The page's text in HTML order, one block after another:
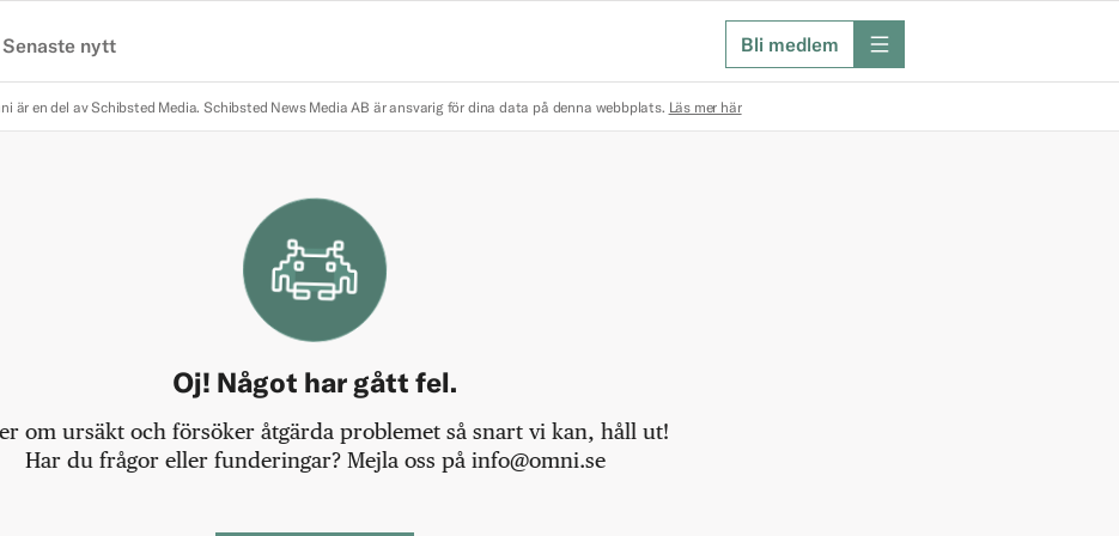
Senaste nytt Bli medlem meny
är en del av Schibsted Media. Schibsted News Media AB är ansvarig för dina data på denna webbplats. Läs mer här
Oj! Något har gått fel.
om ursäkt och försöker åtgärda problemet så snart vi kan, håll ut!
Har du frågor eller funderingar? Mejla oss på info@omni.se